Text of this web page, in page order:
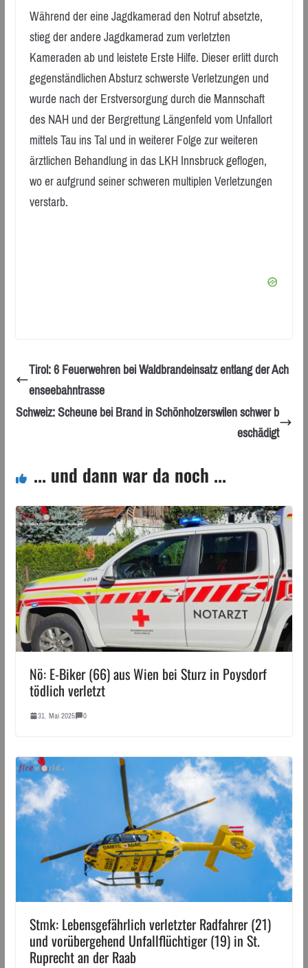
Während der eine Jagdkamerad den Notruf absetzte,
stieg der andere Jagdkamerad zum verletzten
Kameraden ab und leistete Erste Hilfe. Dieser erlitt durch
gegenständlichen Absturz schwerste Verletzungen und
wurde nach der Erstversorgung durch die Mannschaft
des NAH und der Bergrettung Längenfeld vom Unfallort
mittels Tau ins Tal und in weiterer Folge zur weiteren
ärztlichen Behandlung in das LKH Innsbruck geflogen,
wo er aufgrund seiner schweren multiplen Verletzungen
verstarb.
Tirol: 6 Feuerwehren bei Waldbrandeinsatz entlang der Ach
enseebahntrasse
Schweiz: Scheune bei Brand in Schönholzerswilen schwer b
eschädigt
... und dann war da noch ...
Nö: E-Biker (66) aus Wien bei Sturz in Poysdorf
tödlich verletzt
31. Mai 2025 0
Stmk: Lebensgefährlich verletzter Radfahrer (21)
und vorübergehend Unfallflüchtiger (19) in St.
Ruprecht an der Raab